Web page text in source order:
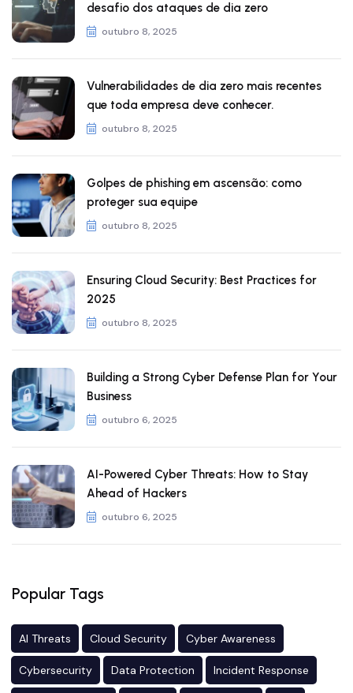
desafio dos ataques de dia zero
outubro 8, 2025
Vulnerabilidades de dia zero mais recentes
que toda empresa deve conhecer.
outubro 8, 2025
Golpes de phishing em ascensão: como
proteger sua equipe
outubro 8, 2025
Ensuring Cloud Security: Best Practices for
2025
outubro 8, 2025
Building a Strong Cyber Defense Plan for Your
Business
outubro 6, 2025
AI-Powered Cyber Threats: How to Stay
Ahead of Hackers
outubro 6, 2025
Popular Tags
AI Threats Cloud Security Cyber Awareness
Cybersecurity Data Protection Incident Response